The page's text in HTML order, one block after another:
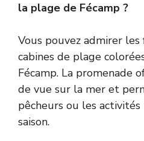
la plage de Fécamp ?
Vous pouvez admirer les
cabines de plage
Fécamp. La promenade
de vue sur la mer et
pêcheurs ou les
saison.